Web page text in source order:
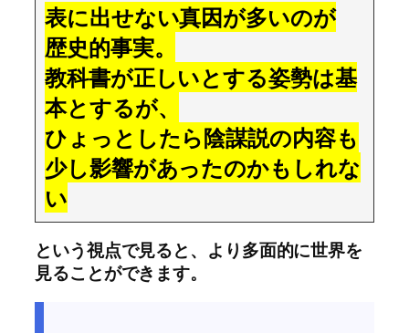
表に出せない真因が多いのが
歴史的事実。
教科書が正しいとする姿勢は基
本とするが、
ひょっとしたら陰謀説の内容も
少し影響があったのかもしれな
い
という視点で見ると、より多面的に世界を
見ることができます。